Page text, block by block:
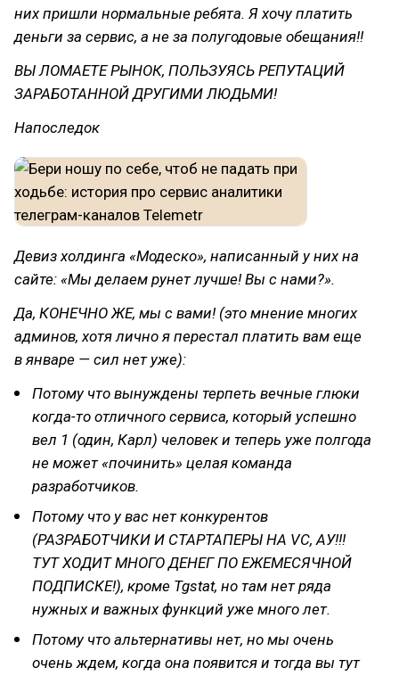
них пришли нормальные ребята. Я хочу платить
деньги за сервис, а не за полугодовые обещания!!
ВЫ ЛОМАЕТЕ РЫНОК, ПОЛЬЗУЯСЬ РЕПУТАЦИЙ
ЗАРАБОТАННОЙ ДРУГИМИ ЛЮДЬМИ!
Напоследок
Девиз холдинга «Модеско», написанный у них на
сайте: «Мы делаем рунет лучше! Вы с нами?».
Да, КОНЕЧНО ЖЕ, мы с вами! (это мнение многих
админов, хотя лично я перестал платить вам еще
в январе — сил нет уже):
Потому что вынуждены терпеть вечные глюки
когда-то отличного сервиса, который успешно
вел 1 (один, Карл) человек и теперь уже полгода
не может «починить» целая команда
разработчиков.
Потому что у вас нет конкурентов
(РАЗРАБОТЧИКИ И СТАРТАПЕРЫ НА VC, АУ!!!
ТУТ ХОДИТ МНОГО ДЕНЕГ ПО ЕЖЕМЕСЯЧНОЙ
ПОДПИСКЕ!), кроме Tgstat, но там нет ряда
нужных и важных функций уже много лет.
Потому что альтернативы нет, но мы очень
очень ждем, когда она появится и тогда вы тут